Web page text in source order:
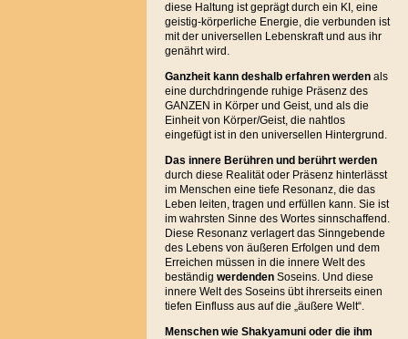
diese Haltung ist geprägt durch ein KI, eine
geistig-körperliche Energie, die verbunden ist
mit der universellen Lebenskraft und aus ihr
genährt wird.
Ganzheit kann deshalb erfahren werdenals
eine durchdringende ruhige Präsenz des
GANZEN in Körper und Geist, und als die
Einheit von Körper/Geist, die nahtlos
eingefügt ist in den universellen Hintergrund.
Das innere Berühren und berührt werden
durch diese Realität oder Präsenz hinterlässt
im Menschen eine tiefe Resonanz, die das
Leben leiten, tragen und erfüllen kann. Sie ist
im wahrsten Sinne des Wortes sinnschaffend.
Diese Resonanz verlagert das Sinngebende
des Lebens von äußeren Erfolgen und dem
Erreichen müssen in die innere Welt des
beständig werdendenSoseins. Und diese
innere Welt des Soseins übt ihrerseits einen
tiefen Einfluss aus auf die „äußere Welt“.
Menschen wie Shakyamuni oder die ihm